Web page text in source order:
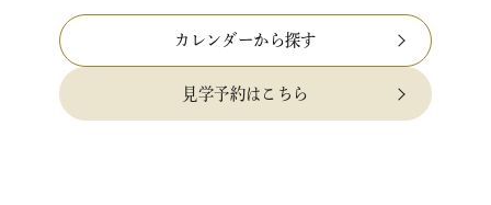
カレンダーから探す
見学予約はこちら